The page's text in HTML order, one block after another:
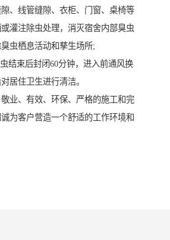
、线管缝隙、衣柜、门窗、桌椅等
灌注除虫处理，消灭宿舍内部臭虫
虫栖息活动和孳生场所;
结束后封闭60分钟，进入前通风换
居住卫生进行清洁。
业、有效、环保、严格的施工和完
为客户营造一个舒适的工作环境和